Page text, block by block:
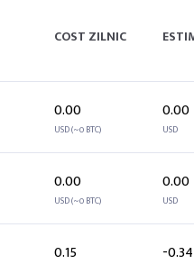
COST ZILNIC
0.00
USD (~0 BTC)
0.00
USD
0.00
USD (~0 BTC)
0.00
USD
0.15 -0.34